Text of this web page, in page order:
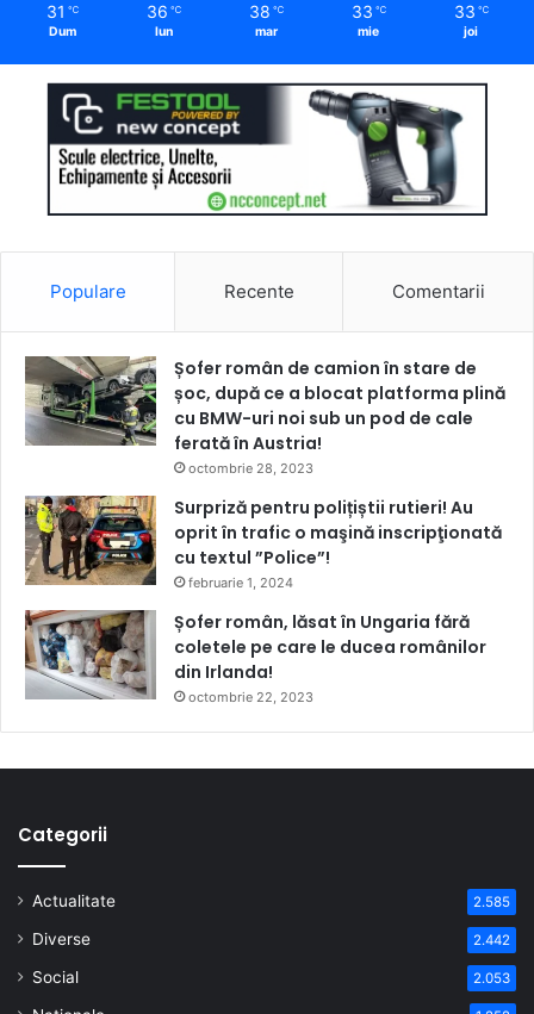
31 ℃
Dum
36 ℃
lun
38 ℃
mar
33 ℃
mie
33 ℃
joi
Populare Recente Comentarii
Șofer român de camion în stare de
șoc, după ce a blocat platforma plină
cu BMW-uri noi sub un pod de cale
ferată în Austria!
octombrie 28, 2023
Surpriză pentru polițiștii rutieri! Au
oprit în trafic o maşină inscripţionată
cu textul ”Police”!
februarie 1, 2024
Șofer român, lăsat în Ungaria fără
coletele pe care le ducea românilor
din Irlanda!
octombrie 22, 2023
Categorii
Actualitate 2.585
Diverse 2.442
Social 2.053